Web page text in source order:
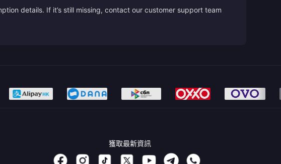
details. If it’s still missing, contact our customer support team
獲取最新資訊